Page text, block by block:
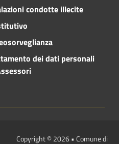
condotte illecite
dei dati personali
Copyright © 2026 • Comune di